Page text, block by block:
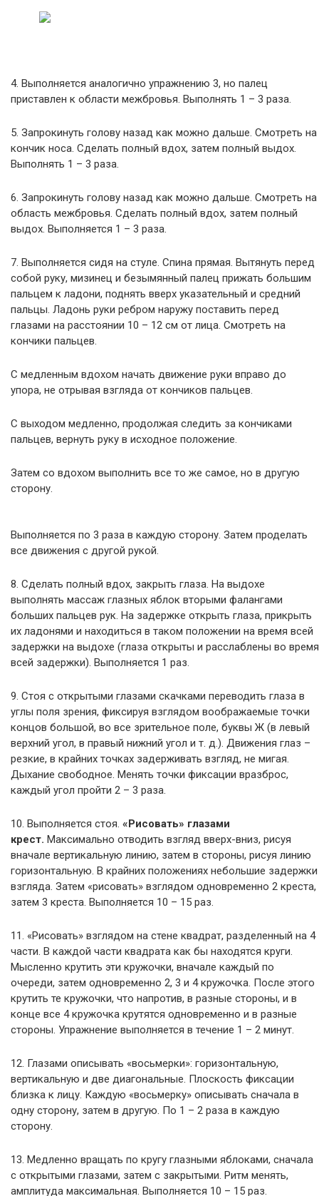
4. Выполняется аналогично упражнению 3, но палец
приставлен к области межбровья. Выполнять 1 – 3 раза.
5. Запрокинуть голову назад как можно дальше. Смотреть на
кончик носа. Сделать полный вдох, затем полный выдох.
Выполнять 1 – 3 раза.
6. Запрокинуть голову назад как можно дальше. Смотреть на
область межбровья. Сделать полный вдох, затем полный
выдох. Выполняется 1 – 3 раза.
7. Выполняется сидя на стуле. Спина прямая. Вытянуть перед
собой руку, мизинец и безымянный палец прижать большим
пальцем к ладони, поднять вверх указательный и средний
пальцы. Ладонь руки ребром наружу поставить перед
глазами на расстоянии 10 – 12 см от лица. Смотреть на
кончики пальцев.
С медленным вдохом начать движение руки вправо до
упора, не отрывая взгляда от кончиков пальцев.
С выходом медленно, продолжая следить за кончиками
пальцев, вернуть руку в исходное положение.
Затем со вдохом выполнить все то же самое, но в другую
сторону.
Выполняется по 3 раза в каждую сторону. Затем проделать
все движения с другой рукой.
8. Сделать полный вдох, закрыть глаза. На выдохе
выполнять массаж глазных яблок вторыми фалангами
больших пальцев рук. На задержке открыть глаза, прикрыть
их ладонями и находиться в таком положении на время всей
задержки на выдохе (глаза открыты и расслаблены во время
всей задержки). Выполняется 1 раз.
9. Стоя с открытыми глазами скачками переводить глаза в
углы поля зрения, фиксируя взглядом воображаемые точки
концов большой, во все зрительное поле, буквы Ж (в левый
верхний угол, в правый нижний угол и т. д.). Движения глаз –
резкие, в крайних точках задерживать взгляд, не мигая.
Дыхание свободное. Менять точки фиксации вразброс,
каждый угол пройти 2 – 3 раза.
10. Выполняется стоя. «Рисовать» глазами
крест. Максимально отводить взгляд вверх-вниз, рисуя
вначале вертикальную линию, затем в стороны, рисуя линию
горизонтальную. В крайних положениях небольшие задержки
взгляда. Затем «рисовать» взглядом одновременно 2 креста,
затем 3 креста. Выполняется 10 – 15 раз.
11. «Рисовать» взглядом на стене квадрат, разделенный на 4
части. В каждой части квадрата как бы находятся круги.
Мысленно крутить эти кружочки, вначале каждый по
очереди, затем одновременно 2, 3 и 4 кружочка. После этого
крутить те кружочки, что напротив, в разные стороны, и в
конце все 4 кружочка крутятся одновременно и в разные
стороны. Упражнение выполняется в течение 1 – 2 минут.
12. Глазами описывать «восьмерки»: горизонтальную,
вертикальную и две диагональные. Плоскость фиксации
близка к лицу. Каждую «восьмерку» описывать сначала в
одну сторону, затем в другую. По 1 – 2 раза в каждую
сторону.
13. Медленно вращать по кругу глазными яблоками, сначала
с открытыми глазами, затем с закрытыми. Ритм менять,
амплитуда максимальная. Выполняется 10 – 15 раз.